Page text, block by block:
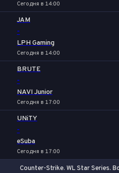
Сегодня в 14:00
JAM
-
LPH Gaming
Сегодня в 14:00
BRUTE
-
NAVI Junior
Сегодня в 17:00
UNiTY
-
eSuba
Сегодня в 17:00
Counter-Strike. WL Star Series.